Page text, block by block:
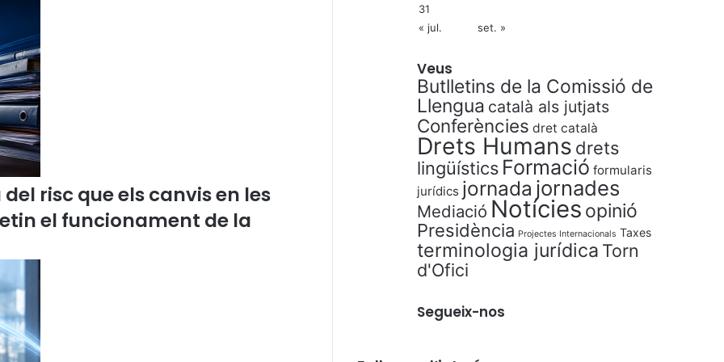
B
u
t
l
l
e
t
e
n
s
d
risc que els canvis en les
el funcionament de la
31
« jul.
set. »
Veus
Butlletins de la Comissió de
Llengua català als jutjats
Conferències dret català
Drets Humans drets
lingüístics Formació formularis
jurídics jornada jornades
Mediació Notícies opinió
Presidència Projectes Internacionals Taxes
terminologia jurídica Torn
d'Ofici
Segueix-nos